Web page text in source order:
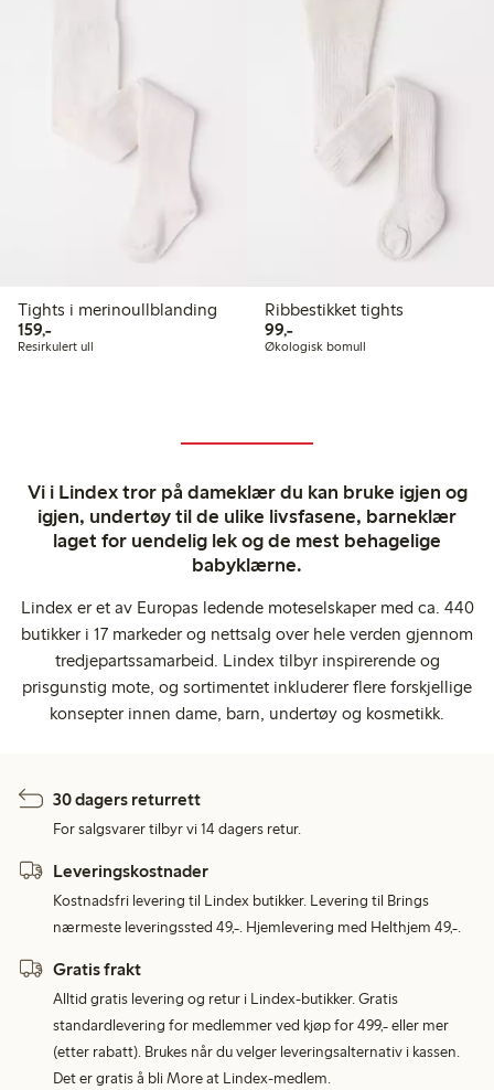
Tights i merinoullblanding
159,-159,00 kr
Resirkulert ull
Ribbestikket tights
99,-99,00 kr
Økologisk bomull
Vi i Lindex tror på dameklær du kan bruke igjen og
igjen, undertøy til de ulike livsfasene, barneklær
laget for uendelig lek og de mest behagelige
babyklærne.
Lindex er et av Europas ledende moteselskaper med ca. 440
butikker i 17 markeder og nettsalg over hele verden gjennom
tredjepartssamarbeid. Lindex tilbyr inspirerende og
prisgunstig mote, og sortimentet inkluderer flere forskjellige
konsepter innen dame, barn, undertøy og kosmetikk.
30 dagers returrett
For salgsvarer tilbyr vi 14 dagers retur.
Leveringskostnader
Kostnadsfri levering til Lindex butikker. Levering til Brings
nærmeste leveringssted 49,-. Hjemlevering med Helthjem 49,-.
Gratis frakt
Alltid gratis levering og retur i Lindex-butikker. Gratis
standardlevering for medlemmer ved kjøp for 499,- eller mer
(etter rabatt). Brukes når du velger leveringsalternativ i kassen.
Det er gratis å bli More at Lindex-medlem.